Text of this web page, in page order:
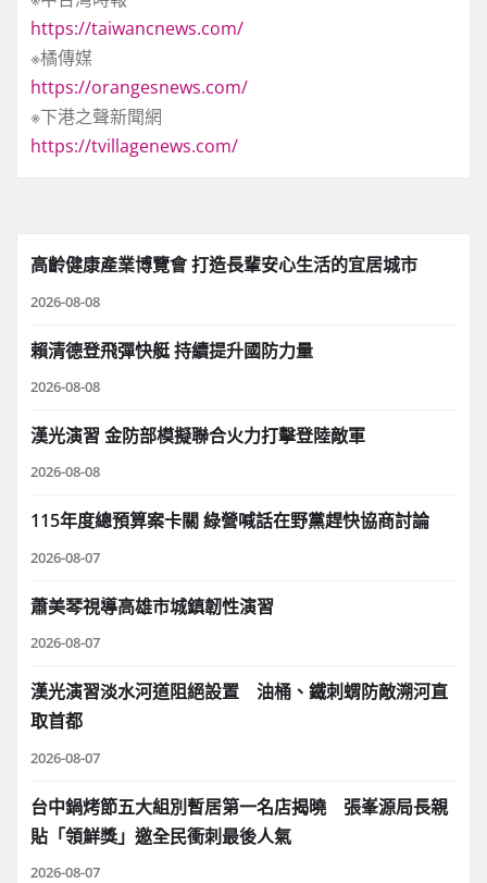
https://taiwancnews.com/
※橘傳媒
https://orangesnews.com/
※下港之聲新聞網
https://tvillagenews.com/
高齡健康產業博覽會 打造長輩安心生活的宜居城市
2026-08-08
賴清德登飛彈快艇 持續提升國防力量
2026-08-08
漢光演習 金防部模擬聯合火力打擊登陸敵軍
2026-08-08
115年度總預算案卡關 綠營喊話在野黨趕快協商討論
2026-08-07
蕭美琴視導高雄市城鎮韌性演習
2026-08-07
漢光演習淡水河道阻絕設置 油桶、鐵刺蝟防敵溯河直
取首都
2026-08-07
台中鍋烤節五大組別暫居第一名店揭曉 張峯源局長親
貼「領鮮獎」邀全民衝刺最後人氣
2026-08-07